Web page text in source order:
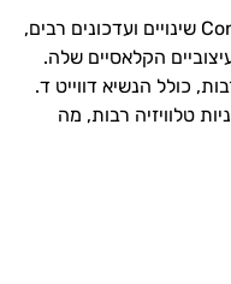
לאורך העשורים עברה ה-Constellation שינויים ועדכונים רבים,
הקלאסיים שלה.
כולל הנשיא דווייט ד.
טלוויזיה רבות, מה